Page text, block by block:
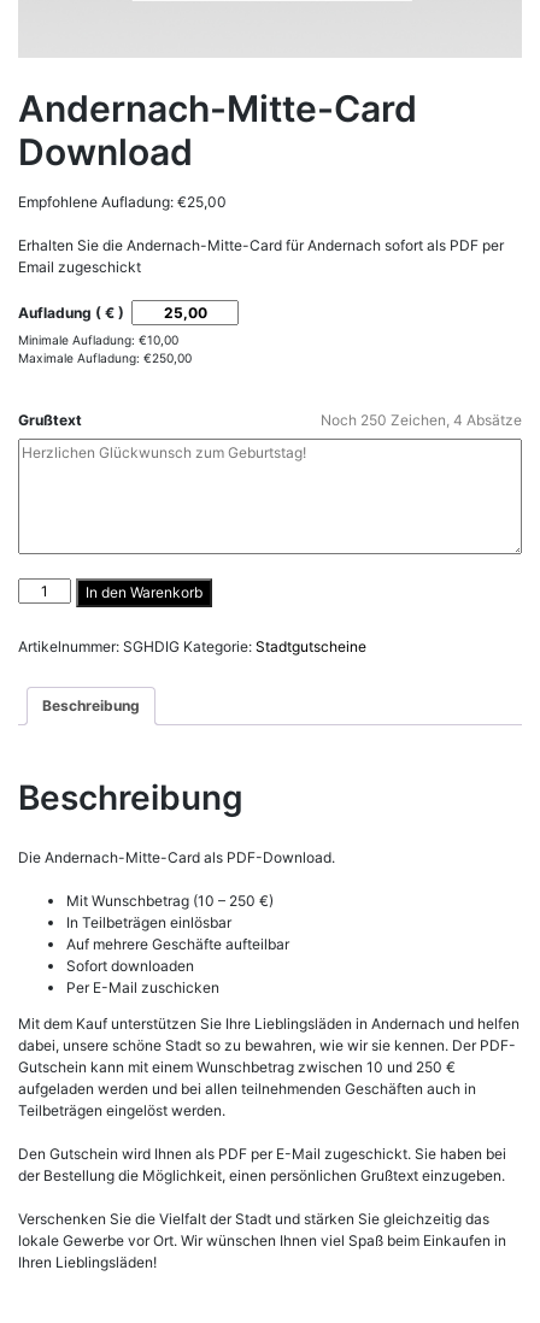
Andernach-Mitte-Card
Download
Empfohlene Aufladung: €25,00
Erhalten Sie die Andernach-Mitte-Card für Andernach sofort als PDF per
Email zugeschickt
Aufladung ( € )
Minimale Aufladung: €10,00
Maximale Aufladung: €250,00
Grußtext Noch 250 Zeichen, 4 Absätze
Andernach-
Mitte-
Download
In den Warenkorb
Artikelnummer: SGHDIG Kategorie: Stadtgutscheine
Beschreibung
Beschreibung
Die Andernach-Mitte-Card als PDF-Download.
Mit Wunschbetrag (10 – 250 €)
In Teilbeträgen einlösbar
Auf mehrere Geschäfte aufteilbar
Sofort downloaden
Per E-Mail zuschicken
Mit dem Kauf unterstützen Sie Ihre Lieblingsläden in Andernach und helfen
dabei, unsere schöne Stadt so zu bewahren, wie wir sie kennen. Der PDF-
Gutschein kann mit einem Wunschbetrag zwischen 10 und 250 €
aufgeladen werden und bei allen teilnehmenden Geschäften auch in
Teilbeträgen eingelöst werden.
Den Gutschein wird Ihnen als PDF per E-Mail zugeschickt. Sie haben bei
der Bestellung die Möglichkeit, einen persönlichen Grußtext einzugeben.
Verschenken Sie die Vielfalt der Stadt und stärken Sie gleichzeitig das
lokale Gewerbe vor Ort. Wir wünschen Ihnen viel Spaß beim Einkaufen in
Ihren Lieblingsläden!